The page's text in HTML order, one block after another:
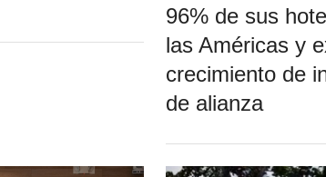
96% de sus
las Américas y
crecimiento de
de alianza